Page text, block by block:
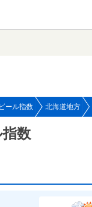
ビール指数 北海道地方
数